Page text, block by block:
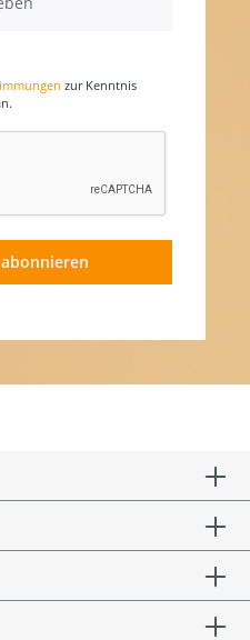
zur Kenntnis